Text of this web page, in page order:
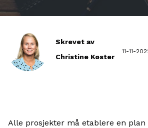
Skrevet av
Christine Køster
11-11-
Alle prosjekter må etablere en plan